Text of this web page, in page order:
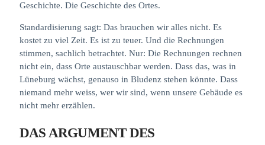
Geschichte. Die Geschichte des Ortes.
Standardisierung sagt: Das brauchen wir alles nicht. Es
kostet zu viel Zeit. Es ist zu teuer. Und die Rechnungen
stimmen, sachlich betrachtet. Nur: Die Rechnungen rechnen
nicht ein, dass Orte austauschbar werden. Dass das, was in
Lüneburg wächst, genauso in Bludenz stehen könnte. Dass
niemand mehr weiss, wer wir sind, wenn unsere Gebäude es
nicht mehr erzählen.
DAS ARGUMENT DES